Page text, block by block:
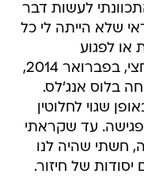
לעשות דבר
שלא הייתה לי כל
או לפגוע
ברגשותיה. לפני יותר משנתיים וחצי, בפברואר 2014,
בלוס אנג'לס.
שגוי לחלוטין
פגישה. עד שקראתי
חשתי שהיה לנו
יסודות של חיזור.